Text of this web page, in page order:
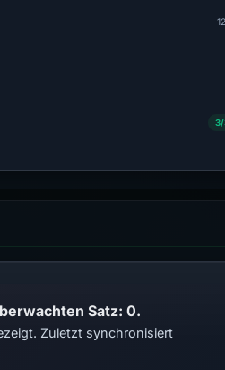
Satz: 0.
Zuletzt synchronisiert